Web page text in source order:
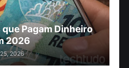
Pagam Dinheiro
2026
2026